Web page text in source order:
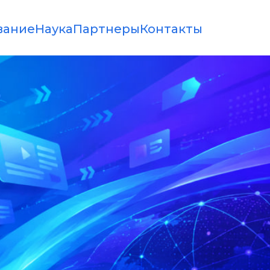
НаукаПартнерыКонтакты